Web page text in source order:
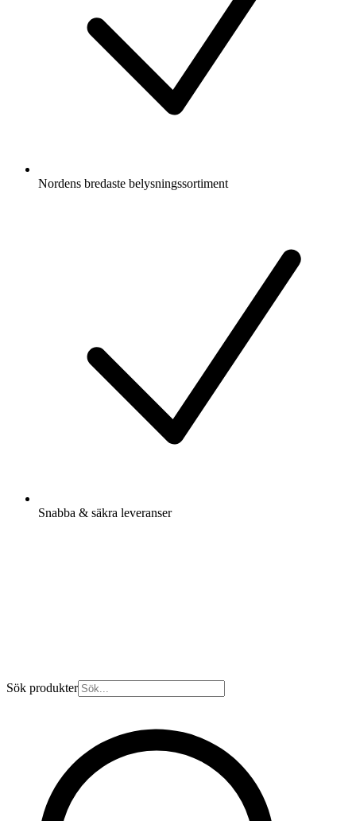
Nordens bredaste belysningssortiment
Snabba & säkra leveranser
Sök produkter